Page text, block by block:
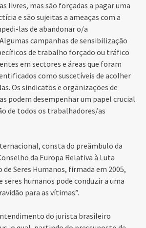
livres, mas são forçadas a pagar uma
e são sujeitas a ameaças com a
las de abandonar o/a
campanhas de sensibilização
de trabalho forçado ou tráfico
em sectores e áreas que foram
como suscetíveis de acolher
Os sindicatos e organizações de
podem desempenhar um papel crucial
de todos os trabalhadores/as
consta do preâmbulo da
da Europa Relativa à Luta
Seres Humanos, firmada em 2005,
seres humanos pode conduzir a uma
para as vítimas”.
do jurista brasileiro